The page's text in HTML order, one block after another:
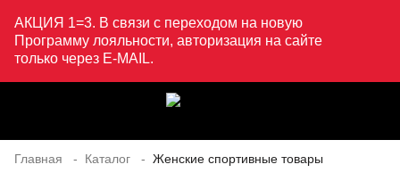
АКЦИЯ 1=3. В связи с переходом на новую
Программу лояльности, авторизация на сайте
только через E-MAIL.
Главная Каталог Женские спортивные товары